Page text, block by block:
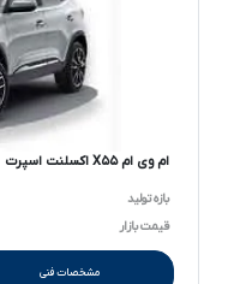
ام وی ام X۵۵ اکسلنت اسپرت
بازه تولید
قیمت بازار
مشخصات فنی